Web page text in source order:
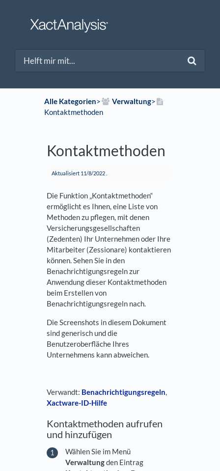
Alle Kategorien​>​ ​Verwaltung​>​
Kontaktmethoden
Kontaktmethoden
Aktualisiert 11/8/2022
Die Funktion „Kontaktmethoden“
ermöglicht es Ihnen, eine Liste von
Methoden zu pflegen, mit denen
Versicherungsgesellschaften
(Zedenten) Ihr Unternehmen oder Ihre
Mitarbeiter (Zessionare) kontaktieren
können. Sehen Sie in den
Benachrichtigungsregeln zur
Anwendung dieser Kontaktmethoden
beim Erstellen von
Benachrichtigungsregeln nach.
Die Screenshots in diesem Dokument
sind generisch und die
Benutzeroberfläche Ihres
Unternehmens kann abweichen.
Verwandt: Benachrichtigungsregeln,
Xactware-ID-Hilfe
Kontaktmethoden aufrufen
und hinzufügen
Wählen Sie im Menü
Verwaltungden Eintrag